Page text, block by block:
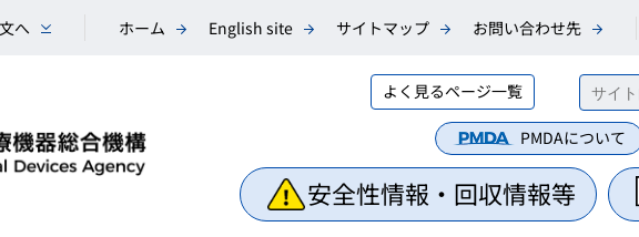
へ ホーム English site サイトマップ お問い合わせ先
よく見るページ一覧
PMDAについて
安全性情報・回収情報等